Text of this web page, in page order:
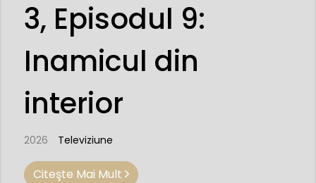
3, Episodul 9:
Inamicul din
interior
2026 Televiziune
Citeşte Mai Mult